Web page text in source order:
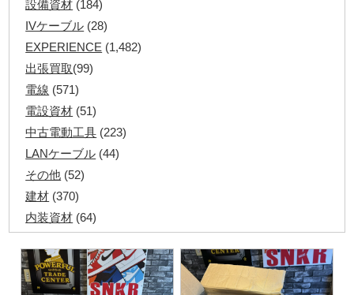
設備資材 (184)
IVケーブル (28)
EXPERIENCE (1,482)
出張買取(99)
電線 (571)
電設資材 (51)
中古電動工具 (223)
LANケーブル (44)
その他 (52)
建材 (370)
内装資材 (64)
ペアコイル(71)
その他ツール(48)